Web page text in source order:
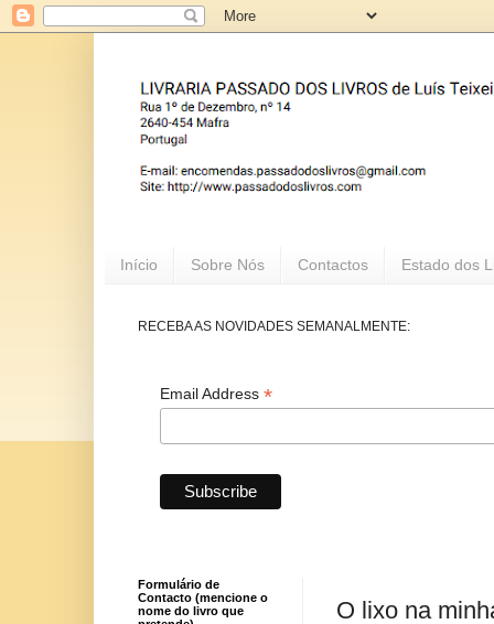
Início Sobre Nós Contactos Estado dos
RECEBA AS NOVIDADES SEMANALMENTE:
Email Address *
O lixo na
Formulário de
Contacto (mencione o
nome do livro que